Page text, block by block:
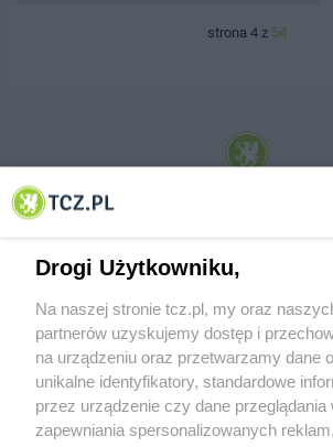
strona 4 z 54
© 2001-2026 Tczew - TCZ.PL Sp. z o.o. Internetowy
O FIRMIE POLITYKA
Drogi Użytkowniku,
Na naszej stronie tcz.pl, my oraz
partnerów uzyskujemy dostęp i
na urządzeniu oraz przetwarzamy dane
unikalne identyfikatory, standardowe
przez urządzenie czy dane przeglądania
zapewniania spersonalizowanych